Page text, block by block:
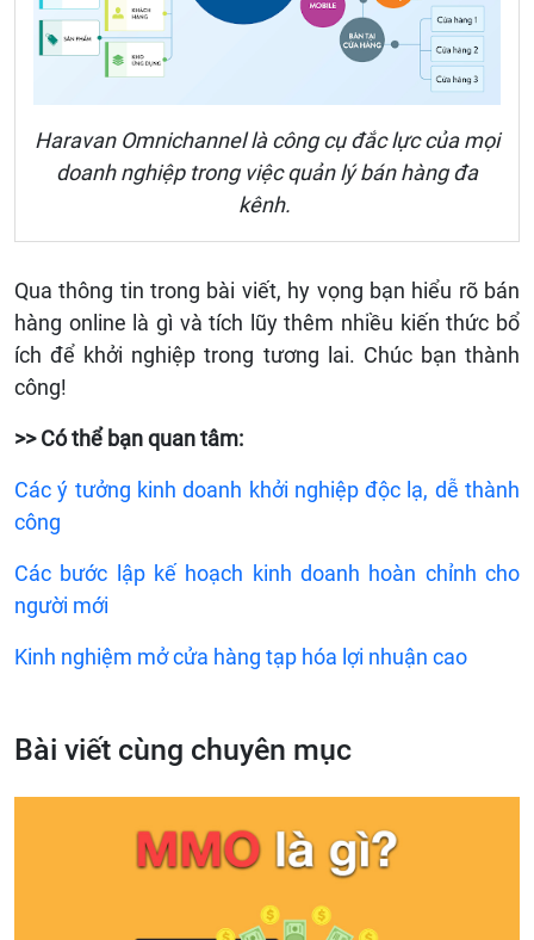
Haravan Omnichannel là công cụ đắc lực của mọi
doanh nghiệp trong việc quản lý bán hàng đa
kênh.
Qua thông tin trong bài viết, hy vọng bạn hiểu rõ bán
hàng online là gì và tích lũy thêm nhiều kiến thức bổ
ích để khởi nghiệp trong tương lai. Chúc bạn thành
công!
>> Có thể bạn quan tâm:
Các ý tưởng kinh doanh khởi nghiệp độc lạ, dễ thành
công
Các bước lập kế hoạch kinh doanh hoàn chỉnh cho
người mới
Kinh nghiệm mở cửa hàng tạp hóa lợi nhuận cao
Bài viết cùng chuyên mục